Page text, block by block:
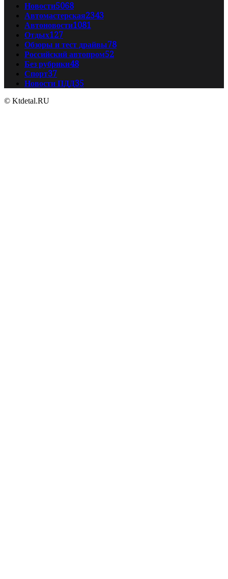
Новости5068
Автомастерская2343
Автоновости1081
Отдых127
Обзоры и тест драйвы78
Российский автопром52
Без рубрики48
Спорт37
Новости ПДД35
© Ktdetal.RU